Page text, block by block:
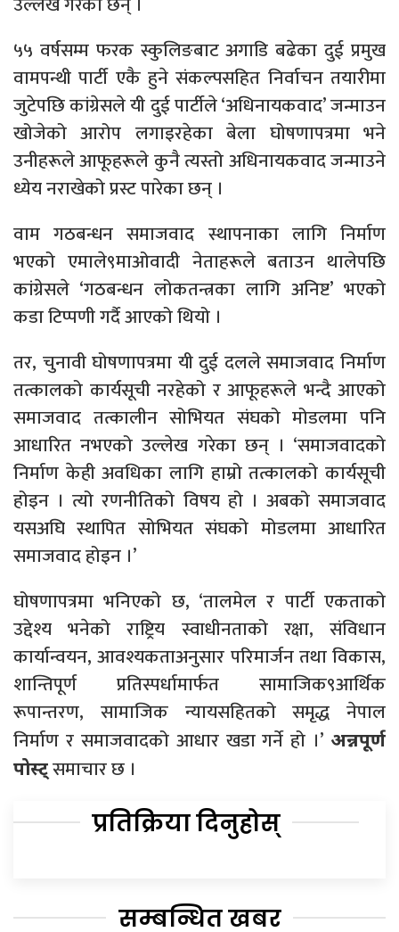
५५ वर्षसम्म फरक स्कुलिङबाट अगाडि बढेका दुई प्रमुख
वामपन्थी पार्टी एकै हुने संकल्पसहित निर्वाचन तयारीमा
जुटेपछि कांग्रेसले यी दुई पार्टीले ‘अधिनायकवाद’ जन्माउन
खोजेको आरोप लगाइरहेका बेला घोषणापत्रमा भने
उनीहरूले आफूहरूले कुनै त्यस्तो अधिनायकवाद जन्माउने
ध्येय नराखेको प्रस्ट पारेका छन् ।
वाम गठबन्धन समाजवाद स्थापनाका लागि निर्माण
भएको एमाले९माओवादी नेताहरूले बताउन थालेपछि
कांग्रेसले ‘गठबन्धन लोकतन्त्रका लागि अनिष्ट’ भएको
कडा टिप्पणी गर्दै आएको थियो ।
तर, चुनावी घोषणापत्रमा यी दुई दलले समाजवाद निर्माण
तत्कालको कार्यसूची नरहेको र आफूहरूले भन्दै आएको
समाजवाद तत्कालीन सोभियत संघको मोडलमा पनि
आधारित नभएको उल्लेख गरेका छन् । ‘समाजवादको
निर्माण केही अवधिका लागि हाम्रो तत्कालको कार्यसूची
होइन । त्यो रणनीतिको विषय हो । अबको समाजवाद
यसअघि स्थापित सोभियत संघको मोडलमा आधारित
समाजवाद होइन ।’
घोषणापत्रमा भनिएको छ, ‘तालमेल र पार्टी एकताको
उद्देश्य भनेको राष्ट्रिय स्वाधीनताको रक्षा, संविधान
कार्यान्वयन, आवश्यकताअनुसार परिमार्जन तथा विकास,
शान्तिपूर्ण प्रतिस्पर्धामार्फत सामाजिक९आर्थिक
रूपान्तरण, सामाजिक न्यायसहितको समृद्ध नेपाल
निर्माण र समाजवादको आधार खडा गर्ने हो ।’ अन्नपूर्ण
पोस्ट्समाचार छ ।
प्रतिक्रिया दिनुहोस्
सम्बन्धित खबर